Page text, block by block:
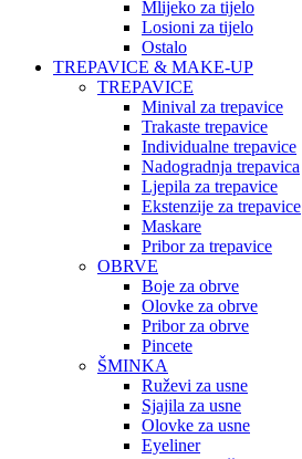
Mlijeko za tijelo
Losioni za tijelo
Ostalo
TREPAVICE & MAKE-UP
TREPAVICE
Minival za trepavice
Trakaste trepavice
Individualne trepavice
Nadogradnja trepavica
Ljepila za trepavice
Ekstenzije za trepavice
Maskare
Pribor za trepavice
OBRVE
Boje za obrve
Olovke za obrve
Pribor za obrve
Pincete
ŠMINKA
Ruževi za usne
Sjajila za usne
Olovke za usne
Eyeliner